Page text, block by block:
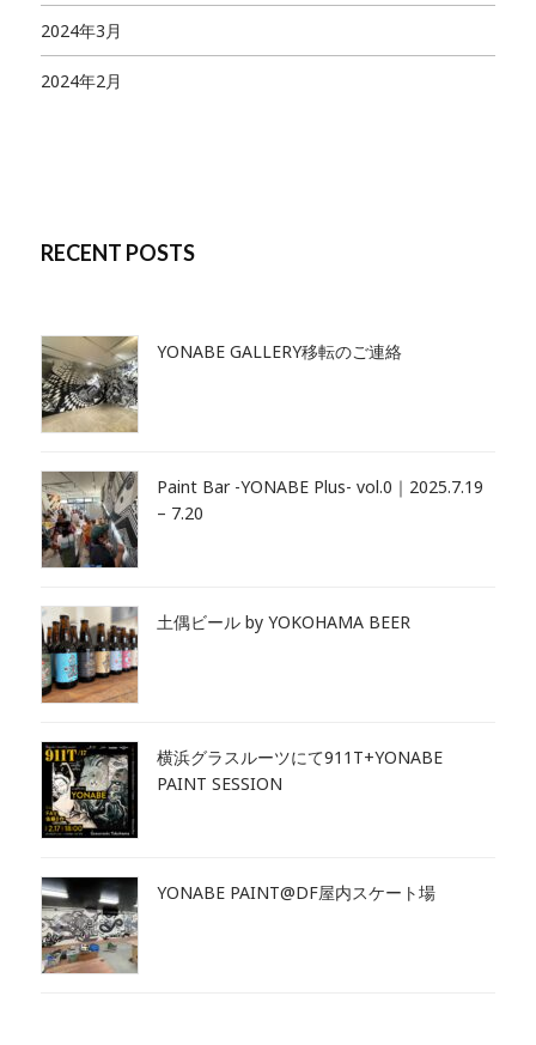
2024年3月
2024年2月
RECENT POSTS
YONABE GALLERY移転のご連絡
Paint Bar -YONABE Plus- vol.0｜2025.7.19
– 7.20
土偶ビール by YOKOHAMA BEER
横浜グラスルーツにて911T+YONABE
PAINT SESSION
YONABE PAINT@DF屋内スケート場